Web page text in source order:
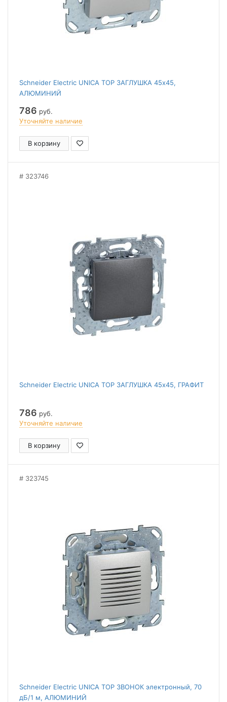
Schneider Electric UNICA TOP ЗАГЛУШКА 45х45,
АЛЮМИНИЙ
786 руб.
Уточняйте наличие
В корзину
323746
Schneider Electric UNICA TOP ЗАГЛУШКА 45х45, ГРАФИТ
786 руб.
Уточняйте наличие
В корзину
323745
Schneider Electric UNICA TOP ЗВОНОК электронный, 70
дБ/1 м, АЛЮМИНИЙ